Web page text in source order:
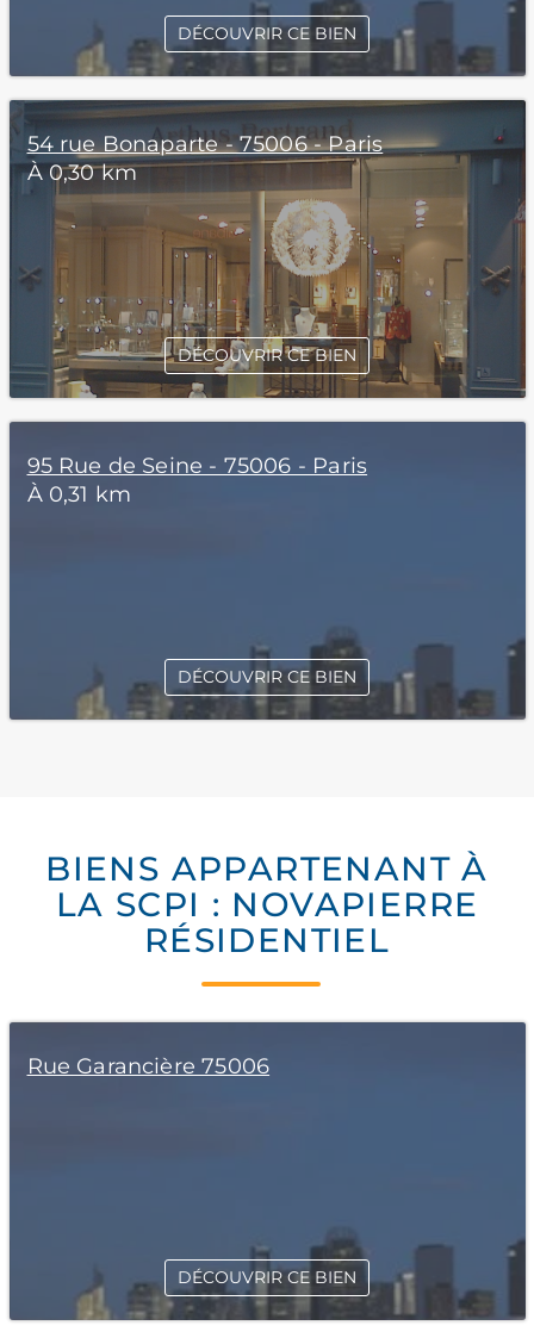
DÉCOUVRIR CE BIEN
54 rue Bonaparte - 75006 - Paris
À 0,30 km
DÉCOUVRIR CE BIEN
95 Rue de Seine - 75006 - Paris
À 0,31 km
DÉCOUVRIR CE BIEN
BIENS APPARTENANT À
LA SCPI : NOVAPIERRE
RÉSIDENTIEL
Rue Garancière 75006
DÉCOUVRIR CE BIEN